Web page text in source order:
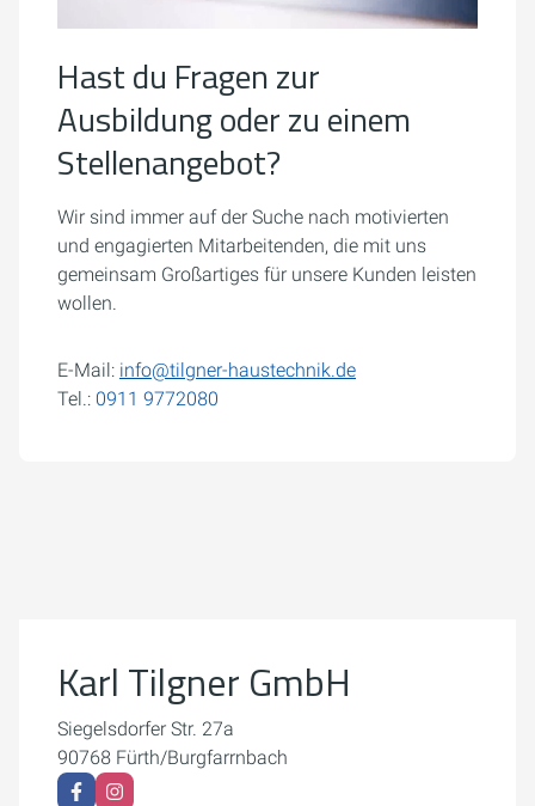
Hast du Fragen zur
Ausbildung oder zu einem
Stellenangebot?
Wir sind immer auf der Suche nach motivierten
und engagierten Mitarbeitenden, die mit uns
gemeinsam Großartiges für unsere Kunden leisten
wollen.
E-Mail: info@tilgner-haustechnik.de
Tel.: 0911 9772080
Cookie-Einstellungen öffnen
Karl Tilgner GmbH
Siegelsdorfer Str. 27a
90768 Fürth/Burgfarrnbach